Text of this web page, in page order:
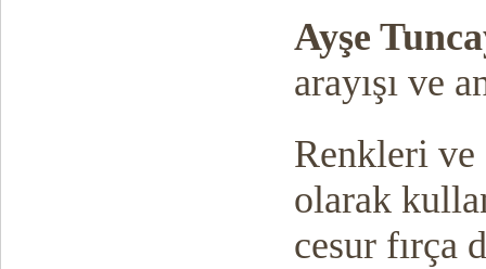
Ayşe
arayışı ve
Renkleri
olarak
cesur fırça